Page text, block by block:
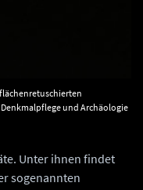
und Archäologie
Unter ihnen findet
sogenannten